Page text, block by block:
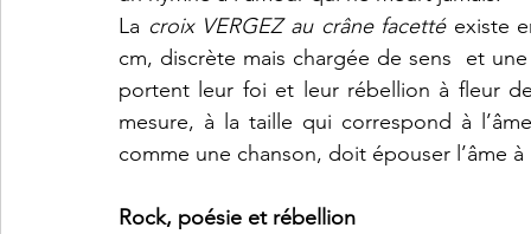
La croix VERGEZ au crâne facetté existe
cm, discrète mais chargée de sens  et
portent leur foi et leur rébellion à fleur
mesure, à la taille qui correspond à
comme une chanson, doit épouser l’âme
Rock, poésie et rébellion